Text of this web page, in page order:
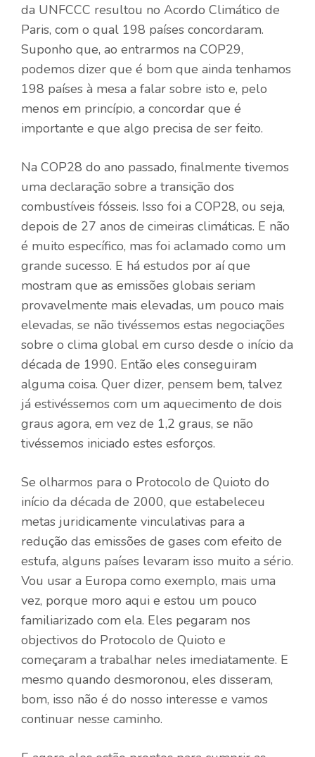
da UNFCCC resultou no Acordo Climático de
Paris, com o qual 198 países concordaram.
Suponho que, ao entrarmos na COP29,
podemos dizer que é bom que ainda tenhamos
198 países à mesa a falar sobre isto e, pelo
menos em princípio, a concordar que é
importante e que algo precisa de ser feito.
Na COP28 do ano passado, finalmente tivemos
uma declaração sobre a transição dos
combustíveis fósseis. Isso foi a COP28, ou seja,
depois de 27 anos de cimeiras climáticas. E não
é muito específico, mas foi aclamado como um
grande sucesso. E há estudos por aí que
mostram que as emissões globais seriam
provavelmente mais elevadas, um pouco mais
elevadas, se não tivéssemos estas negociações
sobre o clima global em curso desde o início da
década de 1990. Então eles conseguiram
alguma coisa. Quer dizer, pensem bem, talvez
já estivéssemos com um aquecimento de dois
graus agora, em vez de 1,2 graus, se não
tivéssemos iniciado estes esforços.
Se olharmos para o Protocolo de Quioto do
início da década de 2000, que estabeleceu
metas juridicamente vinculativas para a
redução das emissões de gases com efeito de
estufa, alguns países levaram isso muito a sério.
Vou usar a Europa como exemplo, mais uma
vez, porque moro aqui e estou um pouco
familiarizado com ela. Eles pegaram nos
objectivos do Protocolo de Quioto e
começaram a trabalhar neles imediatamente. E
mesmo quando desmoronou, eles disseram,
bom, isso não é do nosso interesse e vamos
continuar nesse caminho.